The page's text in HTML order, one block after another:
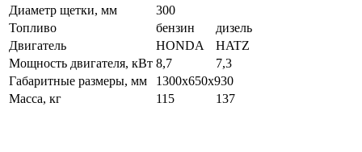
Диаметр щетки, мм
300
Топливо
бензин
дизель
Двигатель
HONDA
HATZ
Мощность двигателя, кВт 8,7
7,3
Габаритные размеры, мм
1300x650x930
Масса, кг
115 137